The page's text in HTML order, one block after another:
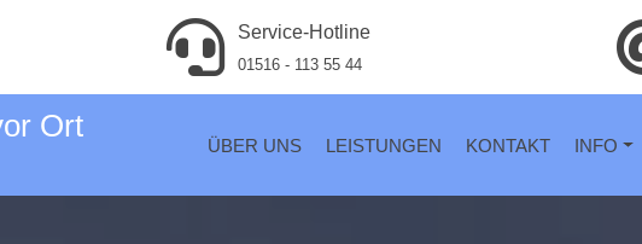
Service-Hotline
01516 - 113 55 44
Ort
ÜBER UNS LEISTUNGEN KONTAKT INFO